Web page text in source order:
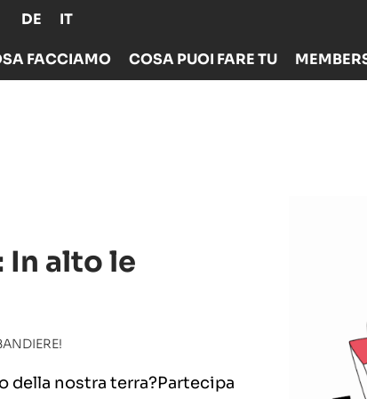
DE IT
FACCIAMO COSA PUOI FARE TU
In alto le
della nostra terra?Partecipa